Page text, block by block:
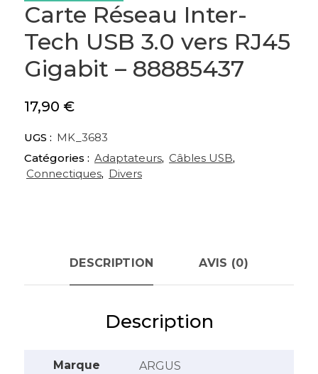
Carte Réseau Inter-
Tech USB 3.0 vers RJ45
Gigabit – 88885437
17,90 €
UGS : MK_3683
Catégories : Adaptateurs, Câbles USB,
Connectiques, Divers
DESCRIPTION AVIS (0)
Description
Marque ARGUS